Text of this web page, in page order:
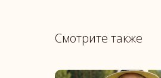
Смотрите также